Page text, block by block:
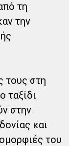
τη
την
τους στη
ταξίδι
στην
και
του